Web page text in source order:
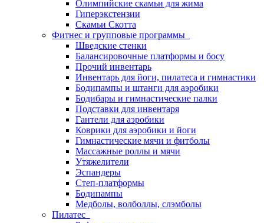
Олимпийские скамьи для жима
Гиперэкстензии
Скамьи Скотта
Фитнес и групповые программы
Шведские стенки
Балансировочные платформы и босу
Прочий инвентарь
Инвентарь для йоги, пилатеса и гимнастики
Бодипампы и штанги для аэробики
Бодибары и гимнастические палки
Подставки для инвентаря
Гантели для аэробики
Коврики для аэробики и йоги
Гимнастические мячи и фитболы
Массажные роллы и мячи
Утяжелители
Эспандеры
Степ-платформы
Бодипампы
Медболы, волболлы, слэмболы
Пилатес